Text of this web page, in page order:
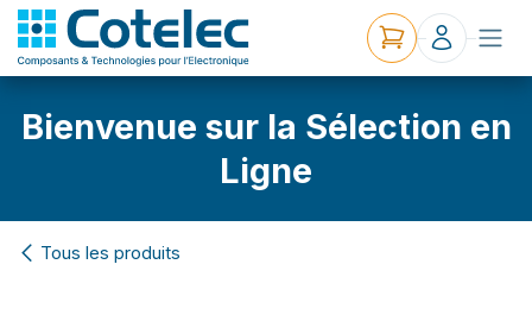
Bienvenue sur la Sélection en
Ligne
Tous les produits